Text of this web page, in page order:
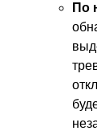
По